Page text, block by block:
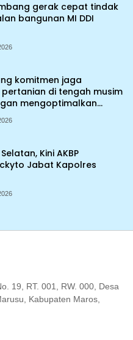
gerak cepat tindak
bangunan MI DDI
komitmen jaga
di tengah musim
mengoptimalkan
perpompaan (Irpom)
Kini AKBP
Jabat Kapolres
19, RT. 001, RW. 000, Desa
Kabupaten Maros,